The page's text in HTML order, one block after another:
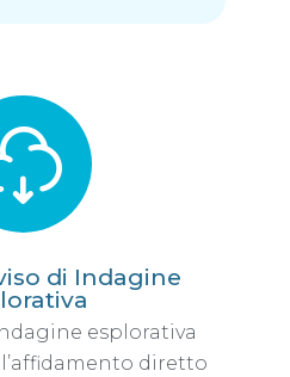
di Indagine
esplorativa
diretto